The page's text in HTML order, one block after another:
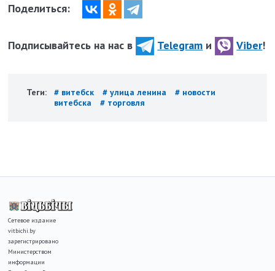
Поделиться:
Подписывайтесь на нас в Telegram и Viber!
Теги: # витебск # улица ленина
# новости
витебска
# торговля
Сетевое издание
vitbichi.by
зарегистрировано
Министерством
информации